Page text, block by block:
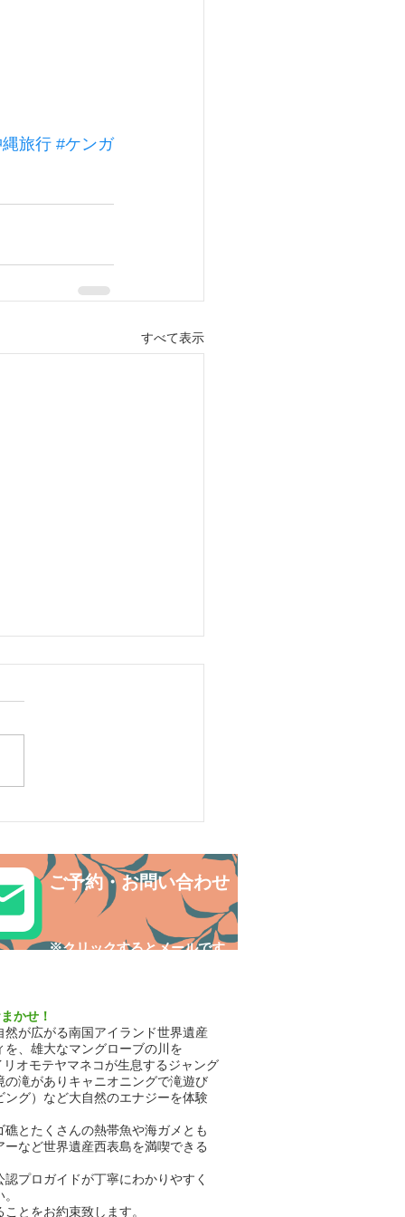
旅行 #ケンガ
すべて表示
ご予約・お問い合わせ
​※クリックするとメールです
かせ！
が広がる南国アイランド世界遺産
、雄大なマングローブの川を
オモテヤマネコが生息するジャング
滝がありキャニオニングで滝遊び
グ）など大自然のエナジーを体験
とたくさんの熱帯魚や海ガメとも
など世界遺産西表島を満喫できる
プロガイドが丁寧にわかりやすく
とをお約束致します。